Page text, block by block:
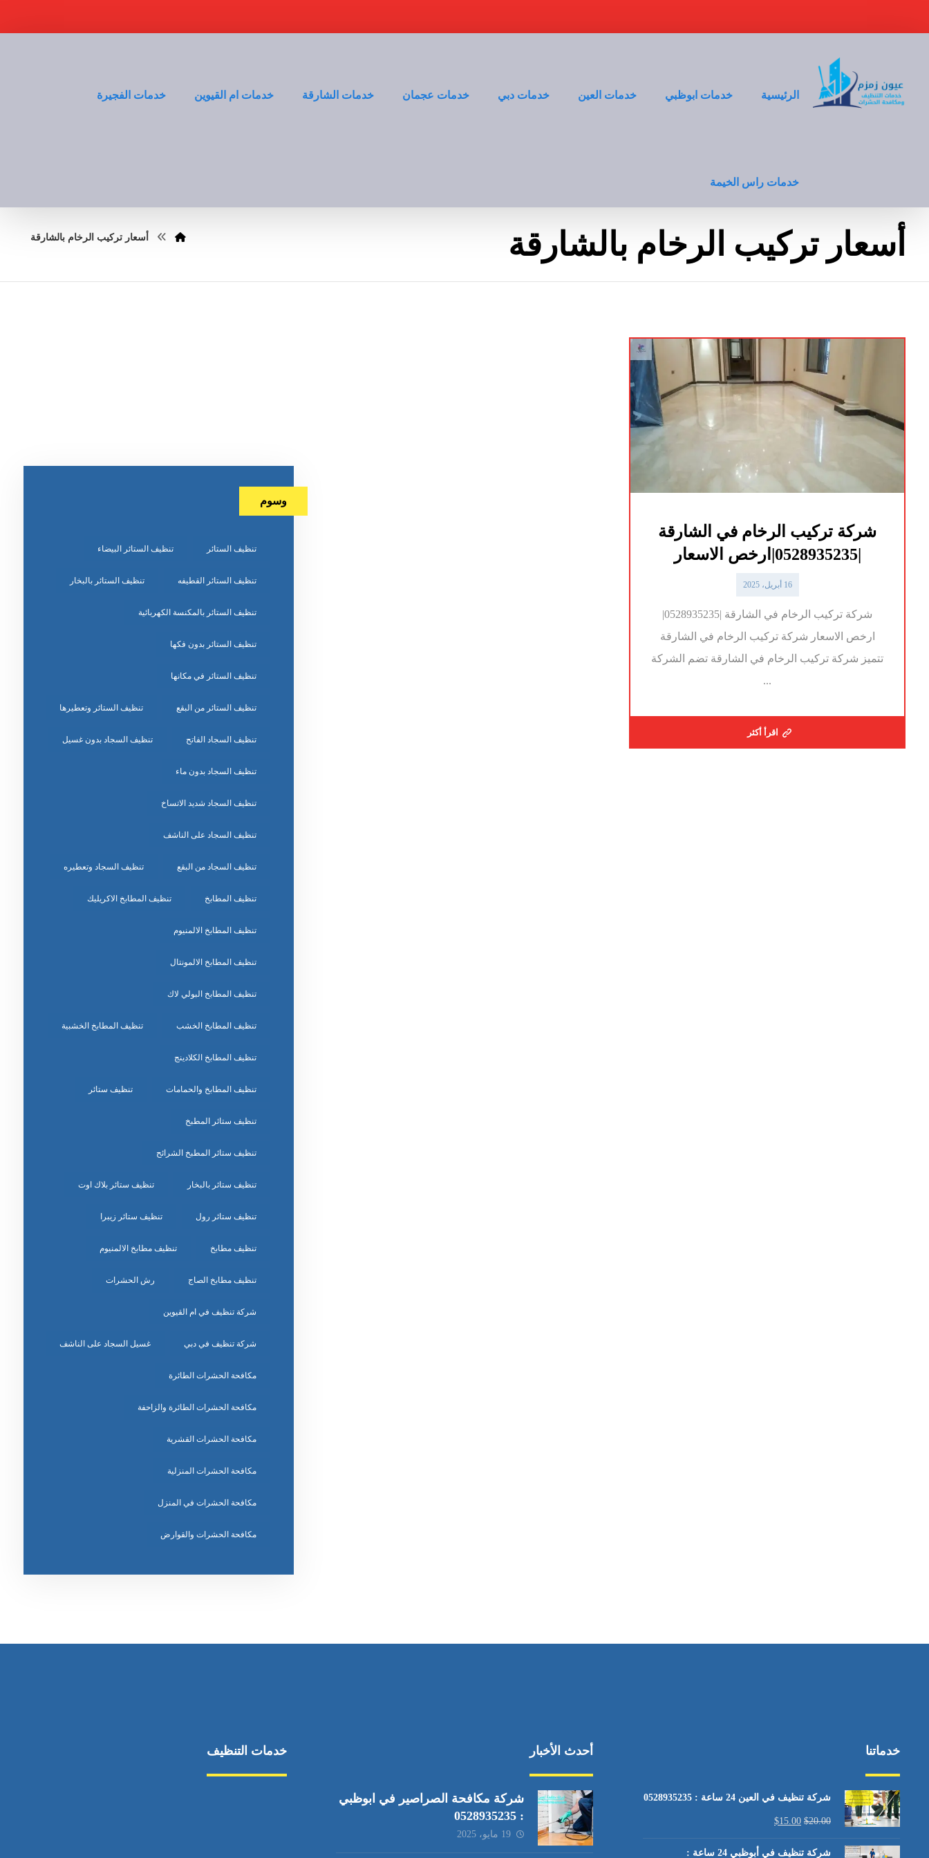
الرئيسية خدمات ابوظبي خدمات العين خدمات دبي خدمات عجمان خدمات الشارقة خدمات ام القيوين خدمات الفجيرة
خدمات راس الخيمة
أسعار تركيب الرخام بالشارقة أسعار تركيب الرخام بالشارقة
شركة تركيب الرخام في الشارقة
|0528935235|ارخص الاسعار
16 أبريل، 2025
شركة تركيب الرخام في الشارقة |0528935235|
ارخص الاسعار شركة تركيب الرخام في الشارقة
تتميز شركة تركيب الرخام في الشارقة تضم الشركة
...
اقرأ أكثر
وسوم
تنظيف الستائر تنظيف الستائر البيضاء
تنظيف الستائر القطيفه تنظيف الستائر بالبخار
تنظيف الستائر بالمكنسة الكهربائية
تنظيف الستائر بدون فكها
تنظيف الستائر في مكانها
تنظيف الستائر من البقع تنظيف الستائر وتعطيرها
تنظيف السجاد الفاتح تنظيف السجاد بدون غسيل
تنظيف السجاد بدون ماء
تنظيف السجاد شديد الاتساخ
تنظيف السجاد على الناشف
تنظيف السجاد من البقع تنظيف السجاد وتعطيره
تنظيف المطابخ تنظيف المطابخ الاكريليك
تنظيف المطابخ الالمنيوم
تنظيف المطابخ الالمونتال
تنظيف المطابخ البولي لاك
تنظيف المطابخ الخشب تنظيف المطابخ الخشبية
تنظيف المطابخ الكلادينج
تنظيف المطابخ والحمامات تنظيف ستائر
تنظيف ستائر المطبخ
تنظيف ستائر المطبخ الشرائح
تنظيف ستائر بالبخار تنظيف ستائر بلاك اوت
تنظيف ستائر رول تنظيف ستائر زيبرا
تنظيف مطابخ تنظيف مطابخ الالمنيوم
تنظيف مطابخ الصاج رش الحشرات
شركة تنظيف في ام القيوين
شركة تنظيف في دبي غسيل السجاد على الناشف
مكافحة الحشرات الطائرة
مكافحة الحشرات الطائرة والزاحفة
مكافحة الحشرات القشرية
مكافحة الحشرات المنزلية
مكافحة الحشرات في المنزل
مكافحة الحشرات والقوارض
خدماتنا
شركة تنظيف في العين 24 ساعة : 0528935235
$20.00
$15.00
شركة تنظيف في أبوظبي 24 ساعة :
أحدث الأخبار
شركة مكافحة الصراصير في ابوظبي
: 0528935235
19 مايو، 2025
خدمات التنظيف